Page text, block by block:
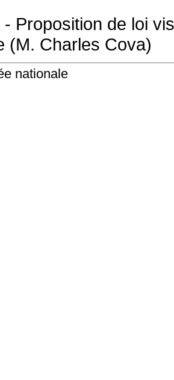
- Proposition de loi
(M. Charles Cova)
nationale